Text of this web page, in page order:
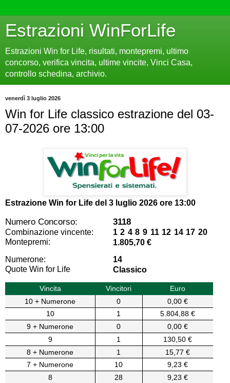
Estrazioni WinForLife
Estrazioni Win for Life, risultati, montepremi, ultimo
concorso, verifica vincita, ultime vincite, Vinci Casa,
controllo schedina, archivio.
venerdì 3 luglio 2026
Win for Life classico estrazione del 03-
07-2026 ore 13:00
Estrazione Win for Life del 3 luglio 2026 ore 13:00
Numero Concorso: 3118
Combinazione vincente:
1 2 4 8 9 11 12 14 17 20
Montepremi:
1.805,70 €
Numerone:
14
Quote Win for Life
Classico
Vincita Vincitori
Euro
10 + Numerone
0
0,00 €
10
1
5.804,88 €
9 + Numerone
0
0,00 €
9
1
130,50 €
8 + Numerone
1
15,77 €
7 + Numerone
10
9,23 €
8
28
9,23 €